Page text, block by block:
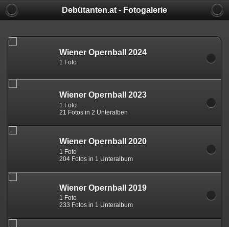
Debütanten.at - Fotogalerie
Wiener Opernball 2024
1 Foto
Wiener Opernball 2023
1 Foto
21 Fotos in 2 Unteralben
Wiener Opernball 2020
1 Foto
204 Fotos in 1 Unteralbum
Wiener Opernball 2019
1 Foto
233 Fotos in 1 Unteralbum